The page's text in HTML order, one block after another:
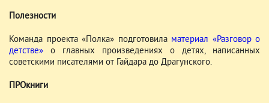
Полезности
Команда проекта «Полка» подготовила материал «Разговор о
детстве» о главных произведениях о детях, написанных
советскими писателями от Гайдара до Драгунского.
ПРОкниги